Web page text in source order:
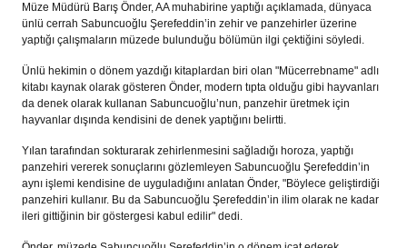
Müze Müdürü Barış Önder, AA muhabirine yaptığı açıklamada, dünyaca
ünlü cerrah Sabuncuoğlu Şerefeddin’in zehir ve panzehirler üzerine
yaptığı çalışmaların müzede bulunduğu bölümün ilgi çektiğini söyledi.
Ünlü hekimin o dönem yazdığı kitaplardan biri olan "Mücerrebname" adlı
kitabı kaynak olarak gösteren Önder, modern tıpta olduğu gibi hayvanları
da denek olarak kullanan Sabuncuoğlu’nun, panzehir üretmek için
hayvanlar dışında kendisini de denek yaptığını belirtti.
Yılan tarafından sokturarak zehirlenmesini sağladığı horoza, yaptığı
panzehiri vererek sonuçlarını gözlemleyen Sabuncuoğlu Şerefeddin’in
aynı işlemi kendisine de uyguladığını anlatan Önder, "Böylece geliştirdiği
panzehiri kullanır. Bu da Sabuncuoğlu Şerefeddin’in ilim olarak ne kadar
ileri gittiğinin bir göstergesi kabul edilir" dedi.